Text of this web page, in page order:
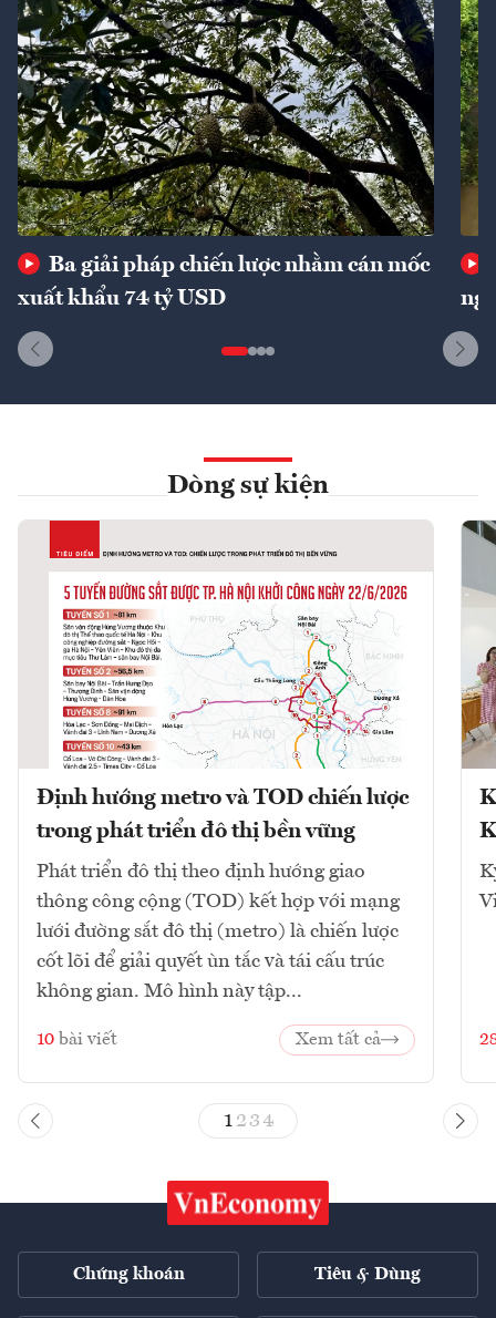
Ba giải pháp chiến lược nhằm cán mốc
xuất khẩu 74 tỷ USD
Dòng sự kiện
Định hướng metro và TOD chiến lược
trong phát triển đô thị bền vững
Phát triển đô thị theo định hướng giao
thông công cộng (TOD) kết hợp với mạng
lưới đường sắt đô thị (metro) là chiến lược
cốt lõi để giải quyết ùn tắc và tái cấu trúc
không gian. Mô hình này tập...
10 bài viết Xem tất cả
1 23 4
Chứng khoán Tiêu & Dùng